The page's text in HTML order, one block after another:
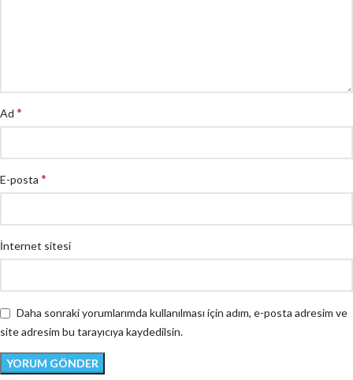
Ad *
E-posta *
İnternet sitesi
Daha sonraki yorumlarımda kullanılması için adım, e-posta adresim ve
site adresim bu tarayıcıya kaydedilsin.